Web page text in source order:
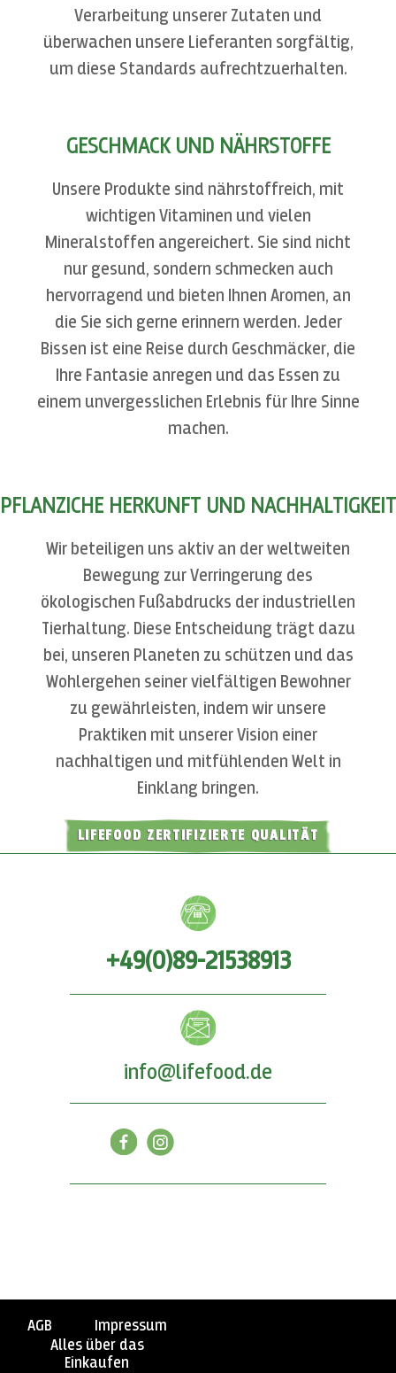
Verarbeitung unserer Zutaten und
überwachen unsere Lieferanten sorgfältig,
um diese Standards aufrechtzuerhalten.
GESCHMACK UND NÄHRSTOFFE
Unsere Produkte sind nährstoffreich, mit
wichtigen Vitaminen und vielen
Mineralstoffen angereichert. Sie sind nicht
nur gesund, sondern schmecken auch
hervorragend und bieten Ihnen Aromen, an
die Sie sich gerne erinnern werden. Jeder
Bissen ist eine Reise durch Geschmäcker, die
Ihre Fantasie anregen und das Essen zu
einem unvergesslichen Erlebnis für Ihre Sinne
machen.
PFLANZICHE HERKUNFT UND NACHHALTIGKEIT
Wir beteiligen uns aktiv an der weltweiten
Bewegung zur Verringerung des
ökologischen Fußabdrucks der industriellen
Tierhaltung. Diese Entscheidung trägt dazu
bei, unseren Planeten zu schützen und das
Wohlergehen seiner vielfältigen Bewohner
zu gewährleisten, indem wir unsere
Praktiken mit unserer Vision einer
nachhaltigen und mitfühlenden Welt in
Einklang bringen.
LIFEFOOD ZERTIFIZIERTE QUALITÄT
+49(0)89-21538913
info@lifefood.de
AGB
Impressum
Alles über das
Einkaufen